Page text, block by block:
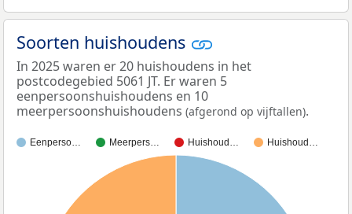
Soorten huishoudens
In 2025 waren er 20 huishoudens in het
postcodegebied 5061 JT. Er waren 5
eenpersoonshuishoudens en 10
meerpersoonshuishoudens (afgerond op vijftallen).
Eenperso… Meerpers… Huishoud… Huishoud…